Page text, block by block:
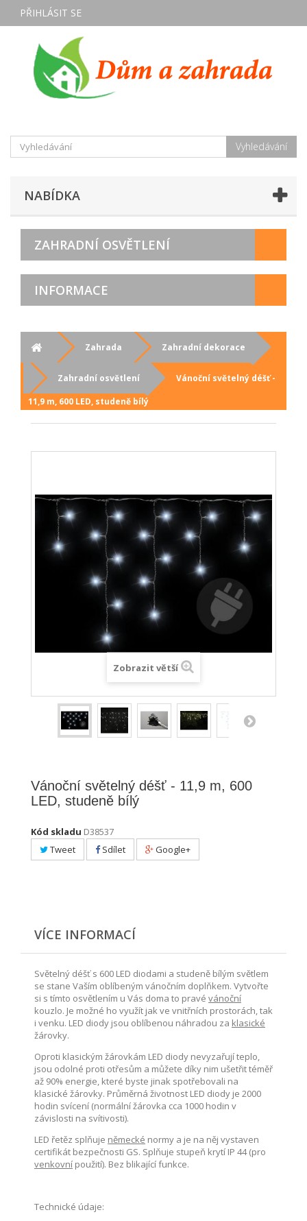
PŘIHLÁSIT SE
Vyhledávání
NABÍDKA
ZAHRADNÍ OSVĚTLENÍ
INFORMACE
Zahrada Zahradní dekorace
Zahradní osvětlení
Vánoční světelný déšť -
11,9 m, 600 LED, studeně bílý
Zobrazit větší
Vánoční světelný déšť - 11,9 m, 600
LED, studeně bílý
Kód skladu D38537
Tweet
Sdílet Google+
VÍCE INFORMACÍ
Světelný déšť s 600 LED diodami a studeně bílým světlem
se stane Vaším oblíbeným vánočním doplňkem. Vytvořte
si s tímto osvětlením u Vás doma to pravé vánoční
kouzlo. Je možné ho využít jak ve vnitřních prostorách, tak
i venku. LED diody jsou oblíbenou náhradou za klasické
žárovky.
Oproti klasickým žárovkám LED diody nevyzařují teplo,
jsou odolné proti otřesům a můžete díky nim ušetřit téměř
až 90% energie, které byste jinak spotřebovali na
klasické žárovky. Průměrná životnost LED diody je 2000
hodin svícení (normální žárovka cca 1000 hodin v
závislosti na svítivosti).
LED řetěz splňuje německé normy a je na něj vystaven
certifikát bezpečnosti GS. Splňuje stupeň krytí IP 44 (pro
venkovní použití). Bez blikající funkce.
Technické údaje: